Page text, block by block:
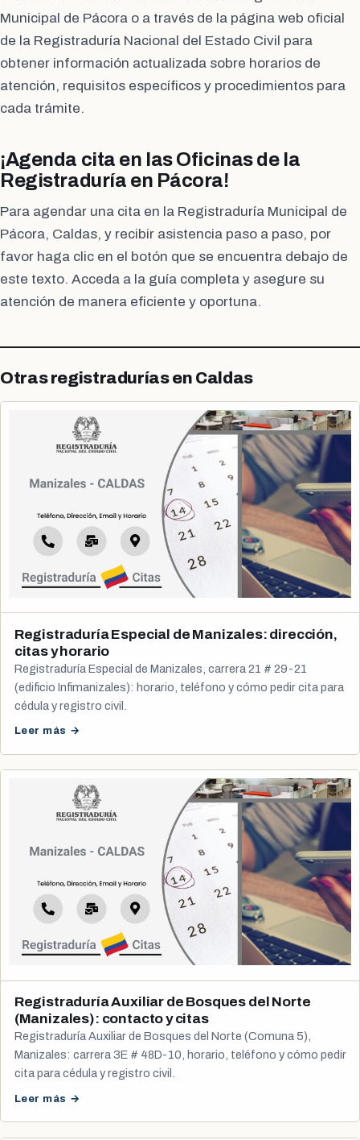
Municipal de Pácora o a través de la página web oficial
de la Registraduría Nacional del Estado Civil para
obtener información actualizada sobre horarios de
atención, requisitos específicos y procedimientos para
cada trámite.
¡Agenda cita en las Oficinas de la
Registraduría en Pácora!
Para agendar una cita en la Registraduría Municipal de
Pácora, Caldas, y recibir asistencia paso a paso, por
favor haga clic en el botón que se encuentra debajo de
este texto. Acceda a la guía completa y asegure su
atención de manera eficiente y oportuna.
Otras registradurías en Caldas
Registraduría Especial de Manizales: dirección,
citas y horario
Registraduría Especial de Manizales, carrera 21 # 29-21
(edificio Infimanizales): horario, teléfono y cómo pedir cita para
cédula y registro civil.
Leer más →
Registraduría Auxiliar de Bosques del Norte
(Manizales): contacto y citas
Registraduría Auxiliar de Bosques del Norte (Comuna 5),
Manizales: carrera 3E # 48D-10, horario, teléfono y cómo pedir
cita para cédula y registro civil.
Leer más →